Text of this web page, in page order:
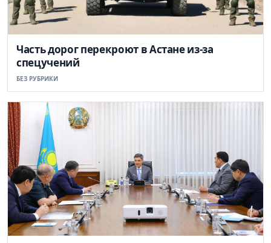
Часть дорог перекроют в Астане из-за
спецучений
БЕЗ РУБРИКИ